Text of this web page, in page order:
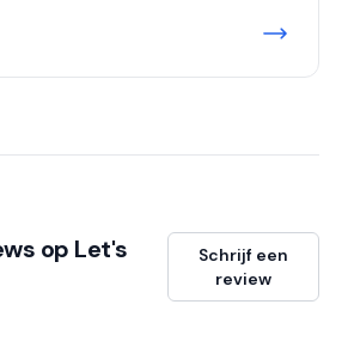
op Let's
Schrijf een
review